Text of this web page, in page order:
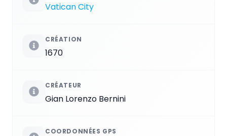
Vatican City
CRÉATION
1670
CRÉATEUR
Gian Lorenzo Bernini
COORDONNÉES GPS